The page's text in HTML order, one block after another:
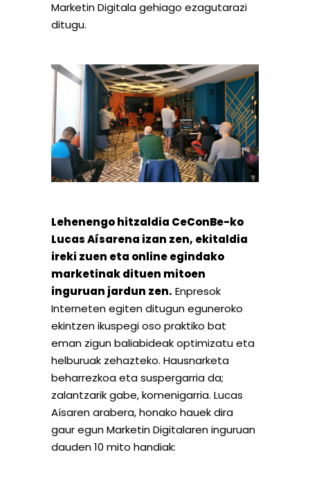
Marketin Digitala gehiago ezagutarazi
ditugu.
Lehenengo hitzaldia CeConBe-ko
Lucas Aísarena izan zen, ekitaldia
ireki zuen eta online egindako
marketinak dituen mitoen
inguruan jardun zen. Enpresok
Interneten egiten ditugun eguneroko
ekintzen ikuspegi oso praktiko bat
eman zigun baliabideak optimizatu eta
helburuak zehazteko. Hausnarketa
beharrezkoa eta suspergarria da;
zalantzarik gabe, komenigarria. Lucas
Aísaren arabera, honako hauek dira
gaur egun Marketin Digitalaren inguruan
dauden 10 mito handiak: